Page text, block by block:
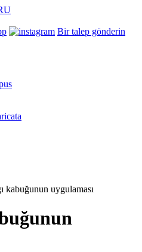
Bir talep gönderin
kabuğunun uygulaması